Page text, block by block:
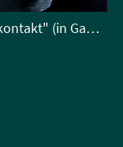
"Blickkontakt" (in Galerie kunstliebtmut)